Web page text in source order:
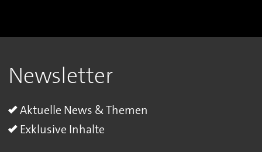
Newsletter
Aktuelle News & Themen
Exklusive Inhalte